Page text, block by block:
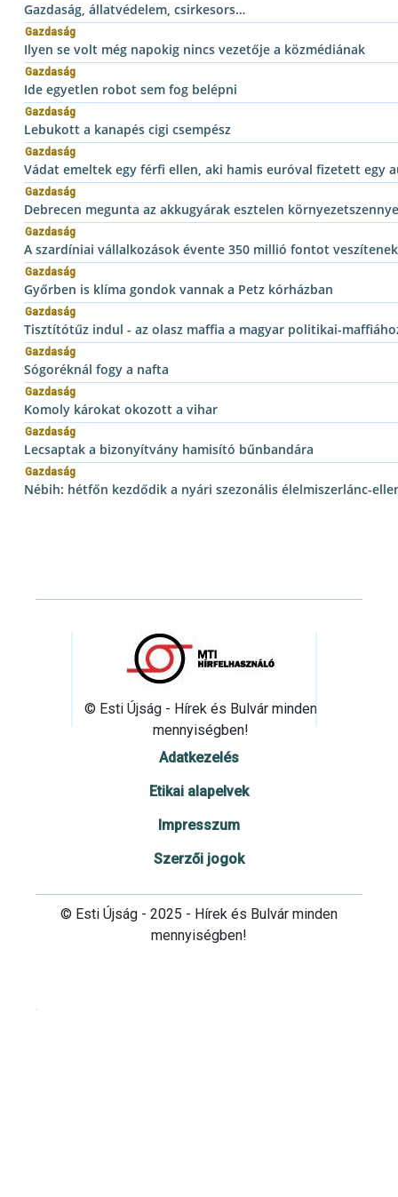
Gazdaság, állatvédelem, csirkesors…
Gazdaság
Ilyen se volt még napokig nincs vezetője a közmédiának
Gazdaság
Ide egyetlen robot sem fog belépni
Gazdaság
Lebukott a kanapés cigi csempész
Gazdaság
Vádat emeltek egy férfi ellen, aki hamis euróval fizetett egy
Gazdaság
Debrecen megunta az akkugyárak esztelen
Gazdaság
A szardíniai vállalkozások évente 350 millió fontot
Gazdaság
Győrben is klíma gondok vannak a Petz kórházban
Gazdaság
Tisztítótűz indul - az olasz maffia a magyar politikai-
Gazdaság
Sógoréknál fogy a nafta
Gazdaság
Komoly károkat okozott a vihar
Gazdaság
Lecsaptak a bizonyítvány hamisító bűnbandára
Gazdaság
Nébih: hétfőn kezdődik a nyári szezonális élelmiszerlánc-
© Esti Újság - Hírek és Bulvár minden
mennyiségben!
Adatkezelés
Etikai alapelvek
Impresszum
Szerzői jogok
© Esti Újság - 2025 - Hírek és Bulvár minden
mennyiségben!